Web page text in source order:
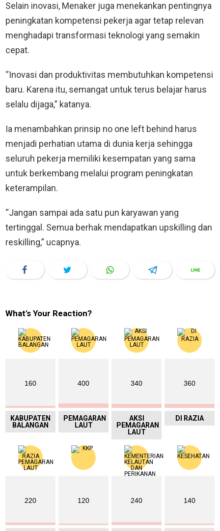
Selain inovasi, Menaker juga menekankan pentingnya
peningkatan kompetensi pekerja agar tetap relevan
menghadapi transformasi teknologi yang semakin
cepat.
“Inovasi dan produktivitas membutuhkan kompetensi
baru. Karena itu, semangat untuk terus belajar harus
selalu dijaga,” katanya.
Ia menambahkan prinsip no one left behind harus
menjadi perhatian utama di dunia kerja sehingga
seluruh pekerja memiliki kesempatan yang sama
untuk berkembang melalui program peningkatan
keterampilan.
“Jangan sampai ada satu pun karyawan yang
tertinggal. Semua berhak mendapatkan upskilling dan
reskilling,” ucapnya.
What's Your Reaction?
160
KABUPATEN
BALANGAN
400
PEMAGARAN
LAUT
340
AKSI
PEMAGARAN
LAUT
360
DI RAZIA
220 120 240 140